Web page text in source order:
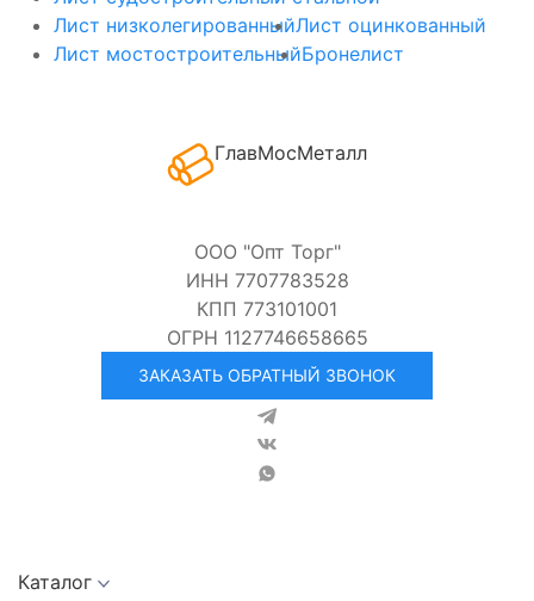
Лист низколегированныйЛист оцинкованный
Лист мостостроительныйБронелист
ГлавМосМеталл
ООО "Опт Торг"
ИНН 7707783528
КПП 773101001
ОГРН 1127746658665
ЗАКАЗАТЬ ОБРАТНЫЙ ЗВОНОК
Каталог